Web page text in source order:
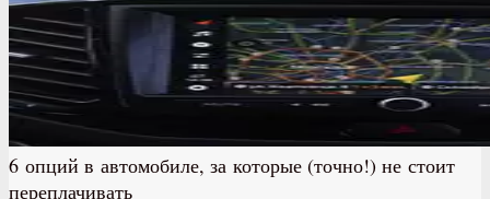
6 опций в автомобиле, за которые (точно!) не стоит
переплачивать